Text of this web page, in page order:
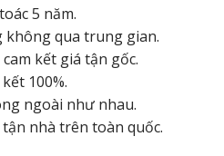
5 năm.
không qua trung gian.
kết giá tận gốc.
100%.
ngoài như nhau.
nhà trên toàn quốc.